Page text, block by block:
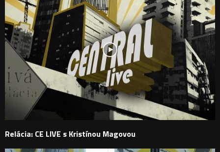
Relácia: CE LIVE s Kristínou Magovou